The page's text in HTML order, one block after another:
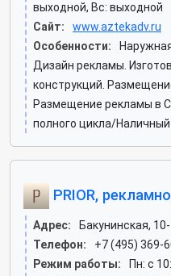
выходной, Вс: выходной
Сайт:
www.aztekadv.ru
Особенности:
Дизайн рекламы.
конструкций.
Размещение рекламы в
полного цикла/
PRIOR,
Адрес:
Бакунинская,
Телефон:
+7 (495) 369-
Режим работы:
Пн: c